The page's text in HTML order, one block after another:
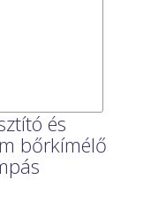
és
bőrkímélő